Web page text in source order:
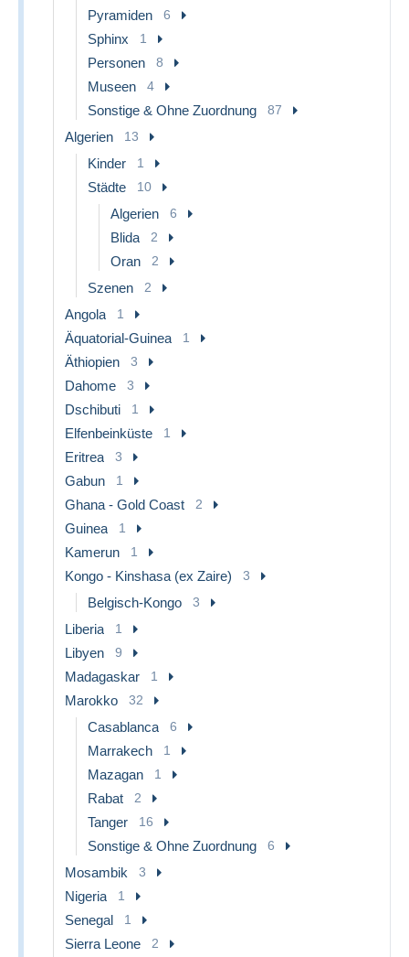
Pyramiden 6
Sphinx 1
Personen 8
Museen 4
Sonstige & Ohne Zuordnung 87
Algerien 13
Kinder 1
Städte 10
Algerien 6
Blida 2
Oran 2
Szenen 2
Angola 1
Äquatorial-Guinea 1
Äthiopien 3
Dahome 3
Dschibuti 1
Elfenbeinküste 1
Eritrea 3
Gabun 1
Ghana - Gold Coast 2
Guinea 1
Kamerun 1
Kongo - Kinshasa (ex Zaire) 3
Belgisch-Kongo 3
Liberia 1
Libyen 9
Madagaskar 1
Marokko 32
Casablanca 6
Marrakech 1
Mazagan 1
Rabat 2
Tanger 16
Sonstige & Ohne Zuordnung 6
Mosambik 3
Nigeria 1
Senegal 1
Sierra Leone 2